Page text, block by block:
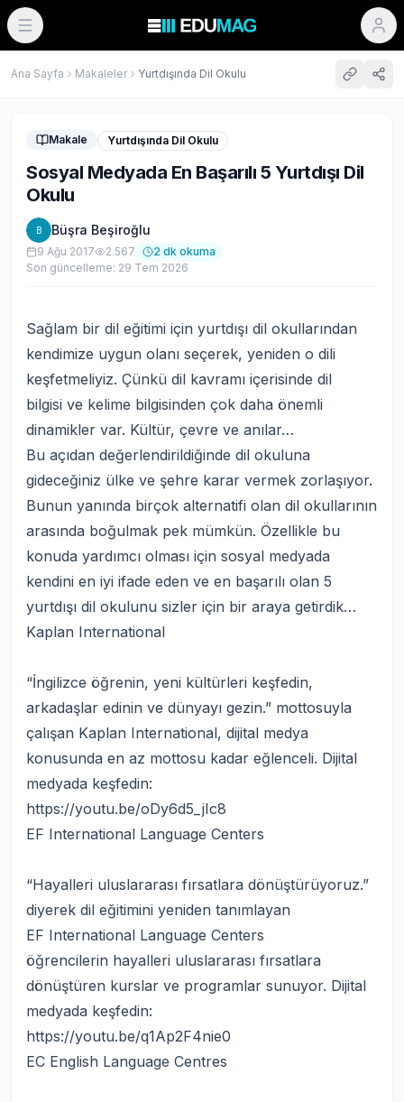
Ana Sayfa Makaleler Yurtdışında Dil Okulu
Makale Yurtdışında Dil Okulu
Sosyal Medyada En Başarılı 5 Yurtdışı Dil
Okulu
B Büşra Beşiroğlu
9 Ağu 2017 2.567 2 dk okuma
Son güncelleme: 29 Tem 2026
Sağlam bir dil eğitimi için yurtdışı dil okullarından
kendimize uygun olanı seçerek, yeniden o dili
keşfetmeliyiz. Çünkü dil kavramı içerisinde dil
bilgisi ve kelime bilgisinden çok daha önemli
dinamikler var. Kültür, çevre ve anılar…
Bu açıdan değerlendirildiğinde dil okuluna
gideceğiniz ülke ve şehre karar vermek zorlaşıyor.
Bunun yanında birçok alternatifi olan dil okullarının
arasında boğulmak pek mümkün. Özellikle bu
konuda yardımcı olması için sosyal medyada
kendini en iyi ifade eden ve en başarılı olan 5
yurtdışı dil okulunu sizler için bir araya getirdik…
Kaplan International
“İngilizce öğrenin, yeni kültürleri keşfedin,
arkadaşlar edinin ve dünyayı gezin.” mottosuyla
çalışan Kaplan International, dijital medya
konusunda en az mottosu kadar eğlenceli. Dijital
medyada keşfedin:
https://youtu.be/oDy6d5_jIc8
EF International Language Centers
“Hayalleri uluslararası fırsatlara dönüştürüyoruz.”
diyerek dil eğitimini yeniden tanımlayan
EF International Language Centers
öğrencilerin hayalleri uluslararası fırsatlara
dönüştüren kurslar ve programlar sunuyor. Dijital
medyada keşfedin:
https://youtu.be/q1Ap2F4nie0
EC English Language Centres